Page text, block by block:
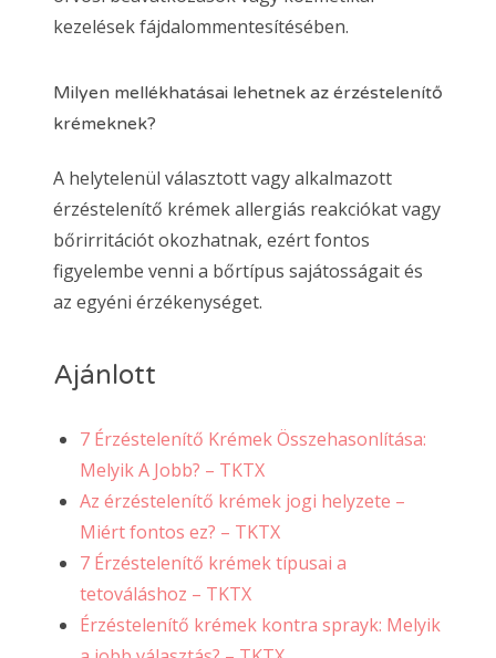
kezelések fájdalommentesítésében.
Milyen mellékhatásai lehetnek az érzéstelenítő
krémeknek?
A helytelenül választott vagy alkalmazott
érzéstelenítő krémek allergiás reakciókat vagy
bőrirritációt okozhatnak, ezért fontos
figyelembe venni a bőrtípus sajátosságait és
az egyéni érzékenységet.
Ajánlott
7 Érzéstelenítő Krémek Összehasonlítása:
Melyik A Jobb? – TKTX
Az érzéstelenítő krémek jogi helyzete –
Miért fontos ez? – TKTX
7 Érzéstelenítő krémek típusai a
tetováláshoz – TKTX
Érzéstelenítő krémek kontra sprayk: Melyik